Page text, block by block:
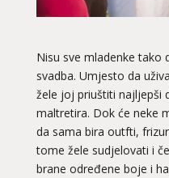
Nisu sve mladenke tako
svadba. Umjesto da
žele joj priuštiti najljepši
maltretira. Dok će neke
da sama bira outfti,
tome žele sudjelovati i
brane određene boje i